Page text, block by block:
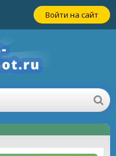
Войти на сайт